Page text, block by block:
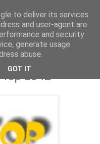
10 :D
to deliver its services
and user-agent are
and security
generate usage
abuse.
GOT IT